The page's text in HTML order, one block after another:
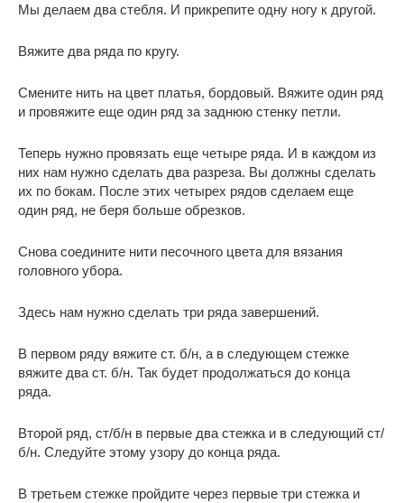
Мы делаем два стебля. И прикрепите одну ногу к другой.
Вяжите два ряда по кругу.
Смените нить на цвет платья, бордовый. Вяжите один ряд
и провяжите еще один ряд за заднюю стенку петли.
Теперь нужно провязать еще четыре ряда. И в каждом из
них нам нужно сделать два разреза. Вы должны сделать
их по бокам. После этих четырех рядов сделаем еще
один ряд, не беря больше обрезков.
Снова соедините нити песочного цвета для вязания
головного убора.
Здесь нам нужно сделать три ряда завершений.
В первом ряду вяжите ст. б/н, а в следующем стежке
вяжите два ст. б/н. Так будет продолжаться до конца
ряда.
Второй ряд, ст/б/н в первые два стежка и в следующий ст/
б/н. Следуйте этому узору до конца ряда.
В третьем стежке пройдите через первые три стежка и